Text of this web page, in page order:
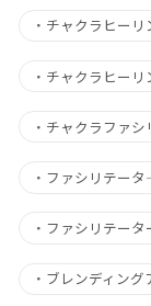
・ チャクラヒーリ
・ チャクラヒーリ
・ チャクラファシ
・ ファシリテー
・ ファシリテータ
・ ブレンディング